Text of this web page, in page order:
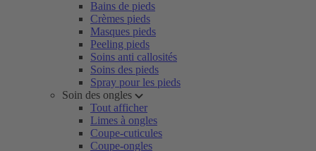
Bains de pieds
Crèmes pieds
Masques pieds
Peeling pieds
Soins anti callosités
Soins des pieds
Spray pour les pieds
Soin des ongles
Tout afficher
Limes à ongles
Coupe-cuticules
Coupe-ongles